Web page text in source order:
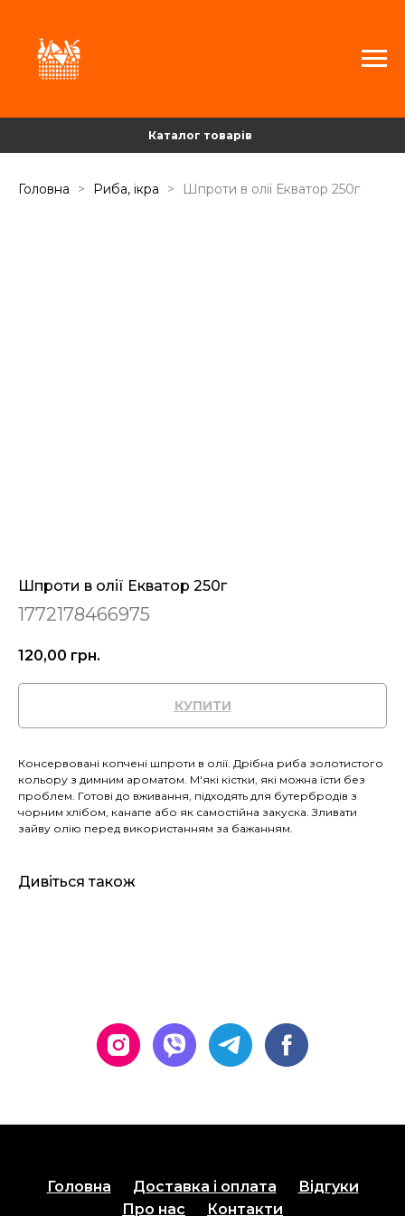
Каталог товарів
Головна Риба, ікра Шпроти в олії Екватор 250г
Шпроти в олії Екватор 250г
1772178466975
120,00 грн.
КУПИТИ
Консервовані копчені шпроти в олії. Дрібна риба золотистого
кольору з димним ароматом. М'які кістки, які можна їсти без
проблем. Готові до вживання, підходять для бутербродів з
чорним хлібом, канапе або як самостійна закуска. Зливати
зайву олію перед використанням за бажанням.
Дивіться також
Головна Доставка і оплата
Відгуки
Про нас
Контакти